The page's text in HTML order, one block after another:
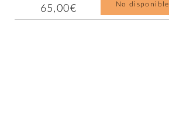
65,00€ No disponible